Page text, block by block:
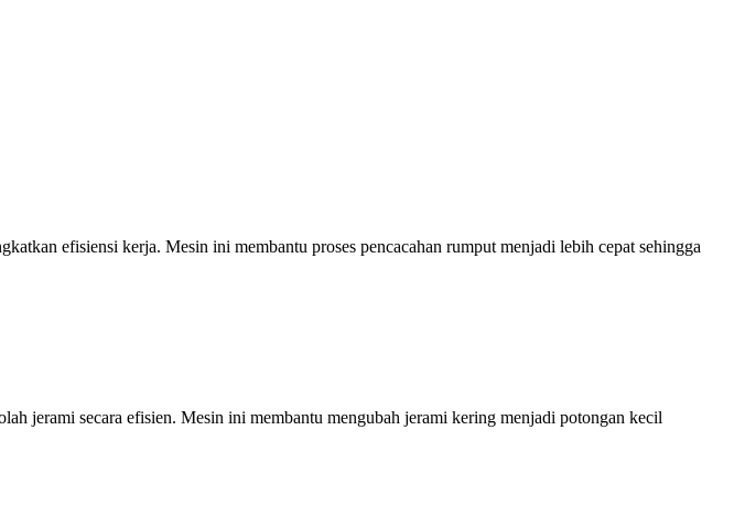
efisiensi kerja. Mesin ini membantu proses pencacahan rumput menjadi lebih cepat sehingga
jerami secara efisien. Mesin ini membantu mengubah jerami kering menjadi potongan kecil